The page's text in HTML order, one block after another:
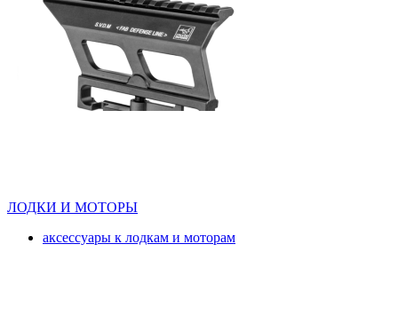
ЛОДКИ И МОТОРЫ
аксессуары к лодкам и моторам